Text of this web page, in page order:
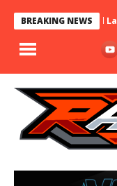
BREAKING NEWS
BaraBere Asal